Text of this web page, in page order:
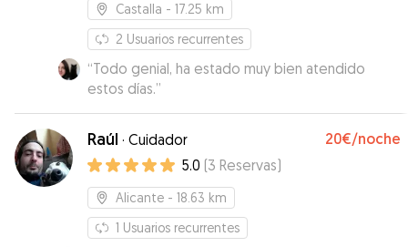
Castalla - 17.25 km
2 Usuarios recurrentes
“Todo genial, ha estado muy bien atendido
estos días.”
Raúl · Cuidador 20€/noche
5.0 (3 Reservas)
Alicante - 18.63 km
1 Usuarios recurrentes